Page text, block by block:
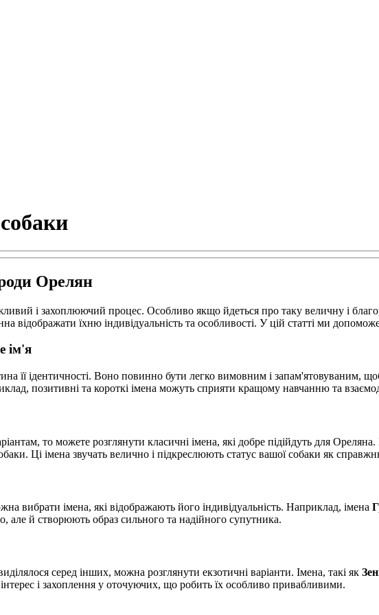
Орелян
і захоплюючий процес. Особливо якщо йдеться про таку величну і
відображати їхню індивідуальність та особливості. У цій статті ми
ім'я
її ідентичності. Воно повинно бути легко вимовним і запам'ятовуваним,
позитивні та короткі імена можуть сприяти кращому навчанню та
то можете розглянути класичні імена, які добре підійдуть для
Ці імена звучать велично і підкреслюють статус вашої собаки як
вибрати імена, які відображають його індивідуальність. Наприклад, імена
але й створюють образ сильного та надійного супутника.
серед інших, можна розглянути екзотичні варіанти. Імена, такі як
і захоплення у оточуючих, що робить їх особливо привабливими.